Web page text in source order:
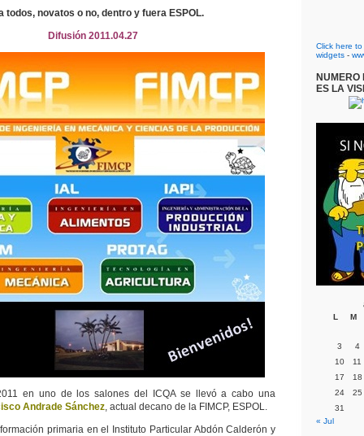
todos, novatos o no, dentro y fuera ESPOL.
Difusión 2011.04.27
en uno de los salones del ICQA se llevó a cabo una
Andrade Sánchez, actual decano de la FIMCP, ESPOL.
primaria en el Instituto Particular Abdón Calderón y
Click here
widgets -
NUMERO
ES LA
L M
3
4
10
11
17
18
24
25
31
« Jul